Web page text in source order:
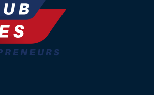
UNCATEGORIZED
ventes chutent, les recettes
fiscales
July 14, 2026